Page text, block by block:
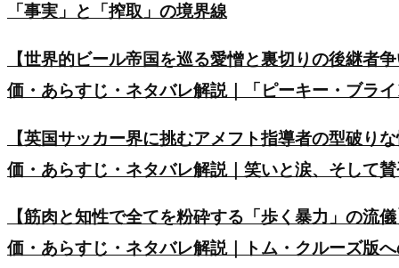
「事実」と「搾取」の境界線
【世界的ビール帝国を巡る愛憎と裏切りの後継者
価・あらすじ・ネタバレ解説｜「ピーキー・ブラ
【英国サッカー界に挑むアメフト指導者の型破り
価・あらすじ・ネタバレ解説｜笑いと涙、そして
【筋肉と知性で全てを粉砕する「歩く暴力」の流
価・あらすじ・ネタバレ解説｜トム・クルーズ版